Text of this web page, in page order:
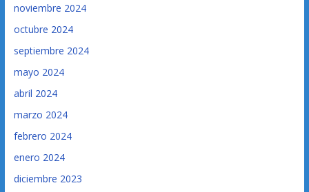
noviembre 2024
octubre 2024
septiembre 2024
mayo 2024
abril 2024
marzo 2024
febrero 2024
enero 2024
diciembre 2023